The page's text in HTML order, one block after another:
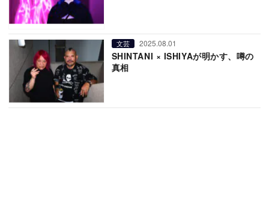
文芸 2025.08.01
SHINTANI × ISHIYAが明かす、噂の
真相